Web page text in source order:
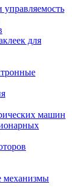
для
машин
механизмы